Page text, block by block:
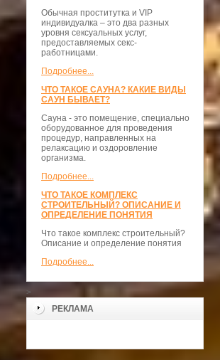
Обычная проститутка и VIP
индивидуалка – это два разных
уровня сексуальных услуг,
предоставляемых секс-
работницами.
Подробнее...
ЧТО ТАКОЕ САУНА? КАКИЕ ВИДЫ
САУН БЫВАЕТ?
Сауна - это помещение, специально
оборудованное для проведения
процедур, направленных на
релаксацию и оздоровление
организма.
Подробнее...
ЧТО ТАКОЕ КОМПЛЕКС
СТРОИТЕЛЬНЫЙ? ОПИСАНИЕ И
ОПРЕДЕЛЕНИЕ ПОНЯТИЯ
Что такое комплекс строительный?
Описание и определение понятия
Подробнее...
>
РЕКЛАМА